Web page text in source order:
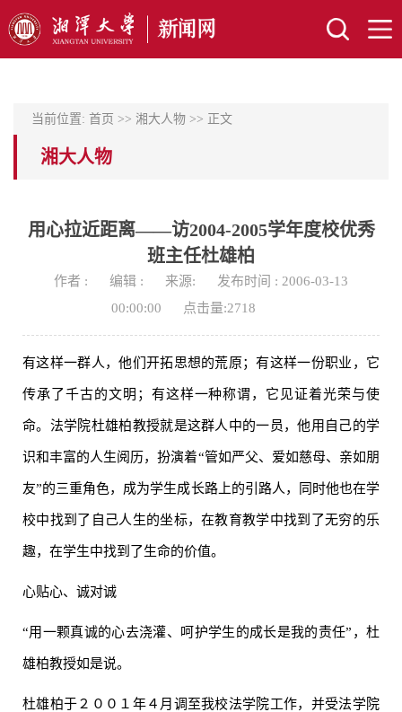
当前位置: 首页 >> 湘大人物 >> 正文
湘大人物
用心拉近距离——访2004-2005学年度校优秀
班主任杜雄柏
作者 : 编辑 : 来源:
发布时间 : 2006-03-13
00:00:00
点击量:2718
有这样一群人，他们开拓思想的荒原；有这样一份职业，它
传承了千古的文明；有这样一种称谓，它见证着光荣与使
命。法学院杜雄柏教授就是这群人中的一员，他用自己的学
识和丰富的人生阅历，扮演着“管如严父、爱如慈母、亲如朋
友”的三重角色，成为学生成长路上的引路人，同时他也在学
校中找到了自己人生的坐标，在教育教学中找到了无穷的乐
趣，在学生中找到了生命的价值。
心贴心、诚对诚
“用一颗真诚的心去浇灌、呵护学生的成长是我的责任”，杜
雄柏教授如是说。
杜雄柏于２００１年４月调至我校法学院工作，并受法学院